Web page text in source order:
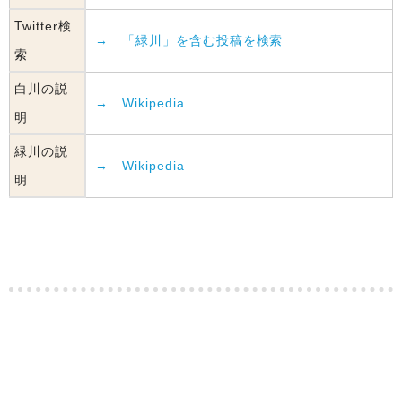
Twitter検
索
→ 「緑川」を含む投稿を検索
白川の説
明
→ Wikipedia
緑川の説
明
→ Wikipedia